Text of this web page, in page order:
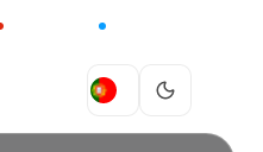
CHINA
PT